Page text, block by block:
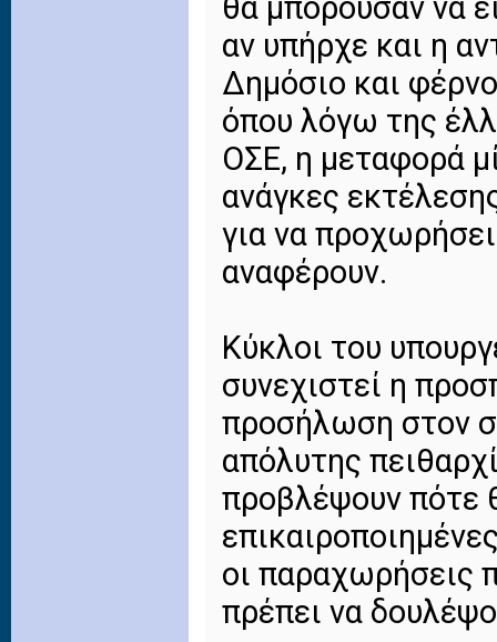
θα μπορούσαν να
αν υπήρχε και η
Δημόσιο και
όπου λόγω της
ΟΣΕ, η μεταφορά
ανάγκες
για να
αναφέρουν.
Κύκλοι του
συνεχιστεί η
προσήλωση στον
απόλυτης
προβλέψουν πότε
οι παραχωρήσεις
πρέπει να